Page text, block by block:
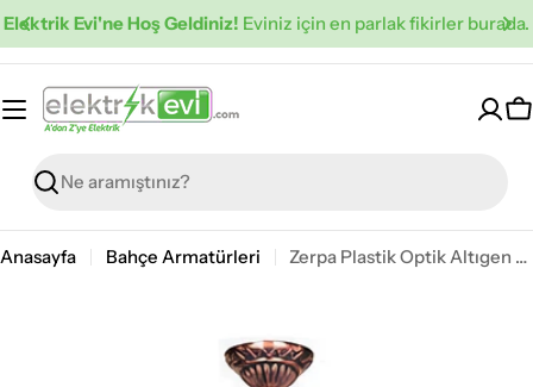
İçeriğe
Elektrik Evi'ne Hoş Geldiniz! Eviniz için en parlak fikirler burada.
Ara
Anasayfa Bahçe Armatürleri Zerpa Plastik Optik Altıgen Eskitme Bakır Sarkıt Z 6862